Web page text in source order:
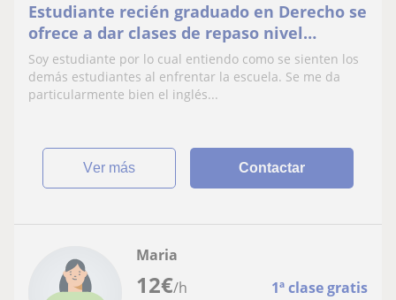
Estudiante recién graduado en Derecho se
ofrece a dar clases de repaso nivel
ESO/Bachiller
Soy estudiante por lo cual entiendo como se sienten los
demás estudiantes al enfrentar la escuela. Se me da
particularmente bien el inglés...
ver más Contactar
12€/h 1ª clase gratis
Maria